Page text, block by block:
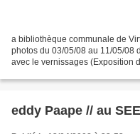
a bibliothèque communale de
photos du 03/05/08 au 11/05/08
avec le vernissages (Exposition
eddy Paape // au